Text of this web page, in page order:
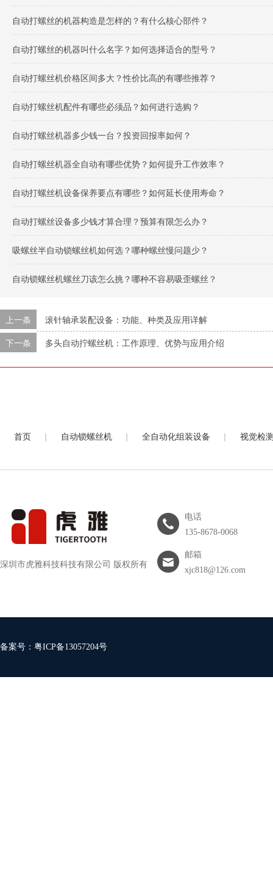
自动打螺丝的机器构造是怎样的？有什么核心部件？
自动打螺丝的机器叫什么名字？如何选择适合的型号？
自动打螺丝机价格区间多大？性价比高的有哪些推荐？
自动打螺丝机配件有哪些必须品？如何进行选购？
自动打螺丝机器多少钱一台？投资回报率如何？
自动打螺丝机器全自动有哪些优势？如何提升工作效率？
自动打螺丝机设备保养要点有哪些？如何延长使用寿命？
自动打螺丝设备多少钱才算合理？预算有限怎么办？
吸螺丝半自动锁螺丝机如何选？哪种螺丝慢问题少？
自动锁螺丝机螺丝刀该怎么挑？哪种不容易吸歪螺丝？
上一条
滚针轴承装配设备：功能、种类及应用详解
下一条
多头自动拧螺丝机：工作原理、优势与应用介绍
首页 | 自动锁螺丝机 | 全自动化组装设备 | 视觉检
深圳市虎雅科技科技有限公司 版权所有
电话
135-8678-0068
邮箱
xjc818@126.com
备案号： 粤ICP备13057204号